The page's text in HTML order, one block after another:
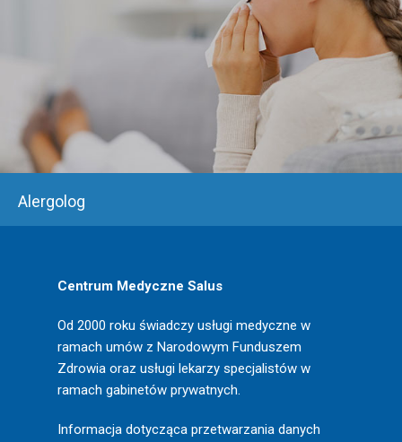
Alergolog
Centrum Medyczne Salus
Od 2000 roku świadczy usługi medyczne w
ramach umów z Narodowym Funduszem
Zdrowia oraz usługi lekarzy specjalistów w
ramach gabinetów prywatnych.
Informacja dotycząca przetwarzania danych